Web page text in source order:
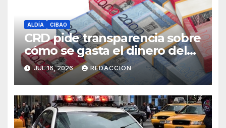
ALDÍA CIBAO
CRD pide transparencia sobre
cómo se gasta el dinero del
Seguro Familiar de Salud
JUL 16, 2026 REDACCION